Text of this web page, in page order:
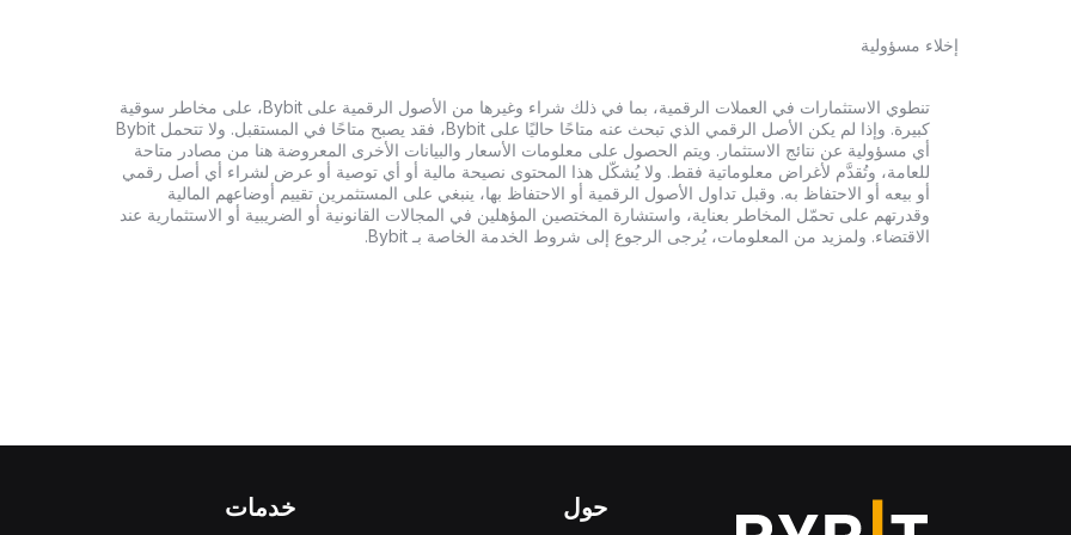
إخلاء مسؤولية
تنطوي الاستثمارات في العملات الرقمية، بما في ذلك شراء وغيرها من الأصول الرقمية على Bybit، على مخاطر سوقية
كبيرة. وإذا لم يكن الأصل الرقمي الذي تبحث عنه متاحًا حاليًا على Bybit، فقد يصبح متاحًا في المستقبل. ولا تتحمل Bybit
أي مسؤولية عن نتائج الاستثمار. ويتم الحصول على معلومات الأسعار والبيانات الأخرى المعروضة هنا من مصادر متاحة
للعامة، وتُقدَّم لأغراض معلوماتية فقط. ولا يُشكّل هذا المحتوى نصيحة مالية أو أي توصية أو عرض لشراء أي أصل رقمي
أو بيعه أو الاحتفاظ به. وقبل تداول الأصول الرقمية أو الاحتفاظ بها، ينبغي على المستثمرين تقييم أوضاعهم المالية
وقدرتهم على تحمّل المخاطر بعناية، واستشارة المختصين المؤهلين في المجالات القانونية أو الضريبية أو الاستثمارية عند
الاقتضاء. ولمزيد من المعلومات، يُرجى الرجوع إلى شروط الخدمة الخاصة بـ Bybit.
حول خدمات